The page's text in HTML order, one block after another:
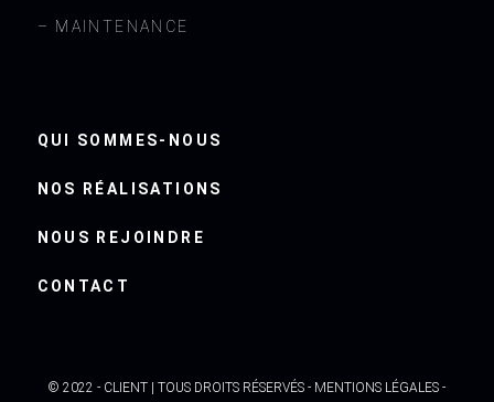
– MAINTENANCE
QUI SOMMES-NOUS
NOS RÉALISATIONS
NOUS REJOINDRE
CONTACT
© 2022 - CLIENT | TOUS DROITS RÉSERVÉS - MENTIONS LÉGALES-